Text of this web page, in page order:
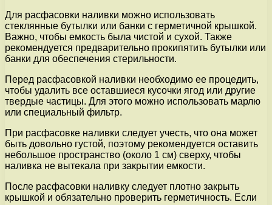
Для расфасовки наливки можно использовать
стеклянные бутылки или банки с герметичной крышкой.
Важно, чтобы емкость была чистой и сухой. Также
рекомендуется предварительно прокипятить бутылки или
банки для обеспечения стерильности.
Перед расфасовкой наливки необходимо ее процедить,
чтобы удалить все оставшиеся кусочки ягод или другие
твердые частицы. Для этого можно использовать марлю
или специальный фильтр.
При расфасовке наливки следует учесть, что она может
быть довольно густой, поэтому рекомендуется оставить
небольшое пространство (около 1 см) сверху, чтобы
наливка не вытекала при закрытии емкости.
После расфасовки наливку следует плотно закрыть
крышкой и обязательно проверить герметичность. Если